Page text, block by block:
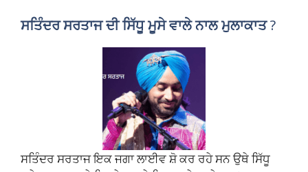
ਸਤਿੰਦਰ ਸਰਤਾਜ ਦੀ ਸਿੱਧੂ ਮੂਸੇ ਵਾਲੇ ਨਾਲ ਮੁਲਾਕਾਤ?
ਸਤਿੰਦਰ ਸਰਤਾਜ ਇਕ ਜਗਾ ਲਾਈਵ ਸ਼ੋ ਕਰ ਰਹੇ ਸਨ ਉਥੇ ਸਿੱਧੂ